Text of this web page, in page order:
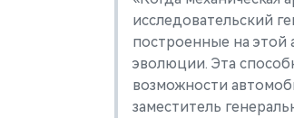
исследовательский
построенные на
эволюции. Эта
возможности
заместитель